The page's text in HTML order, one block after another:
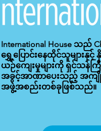
International House သည်
ရွှေ့ပြောင်းနေထိုင်သူများနှ
ယဉ်ကျေးမှုများကို ရှင်သန်ကြီ
အခွင့်အာဏာပေးသည့် အက
အဖွဲ့အစည်းတစ်ခုဖြစ်သည်။